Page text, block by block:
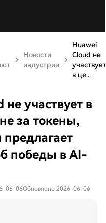
Новости
индустрии
Huawei
Cloud не
участвует
в це...
не участвует в
за токены,
победы в AI-
06-06Обновлено 2026-06-06